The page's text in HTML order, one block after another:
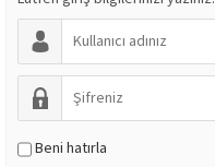
Beni hatırla